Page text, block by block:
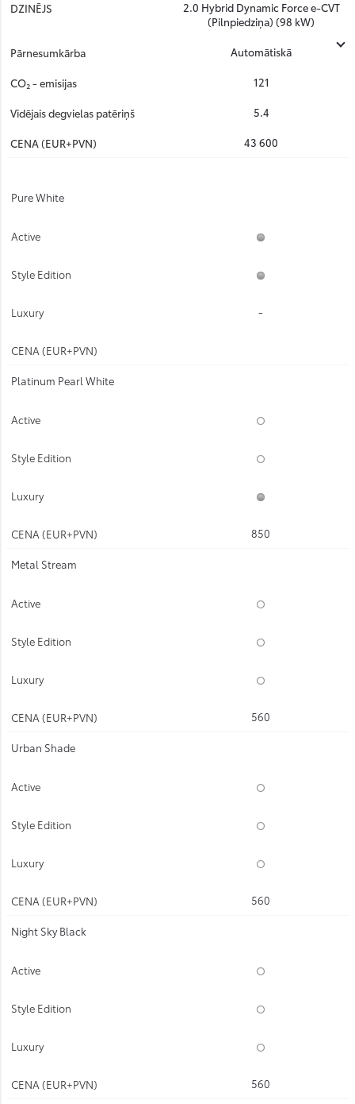
2.0 Hybrid Dynamic Force e-CVT
(Pilnpiedziņa) (98 kW)
Automātiskā
121
5.4
43 600
Pure White
-
Platinum Pearl White
850
Metal Stream
560
Urban Shade
560
Night Sky Black
560